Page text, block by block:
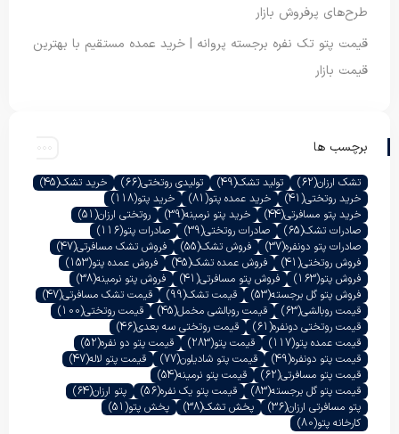
طرح‌های پرفروش بازار
قیمت پتو تک نفره برجسته پروانه | خرید عمده مستقیم با بهترین
قیمت بازار
برچسب ها
تشک ارزان(62) تولید تشک(49) تولیدی روتختی(66) خرید تشک(45)
خرید روتختی(41) خرید عمده پتو(81) خرید پتو(118)
خرید پتو مسافرتی(44) خرید پتو نرمینه(39) روتختی ارزان(51)
صادرات تشک(65) صادرات روتختی(39) صادرات پتو(116)
صادرات پتو دونفره(37) فروش تشک(55) فروش تشک مسافرتی(47)
فروش روتختی(41) فروش عمده تشک(45) فروش عمده پتو(153)
فروش پتو(163) فروش پتو مسافرتی(41) فروش پتو نرمینه(38)
فروش پتو گل برجسته(53) قیمت تشک(99) قیمت تشک مسافرتی(47)
قیمت روبالشی(63) قیمت روبالشی مخمل(45) قیمت روتختی(100)
قیمت روتختی دونفره(61) قیمت روتختی سه بعدی(46)
قیمت عمده پتو(117) قیمت پتو(283) قیمت پتو دو نفره(52)
قیمت پتو دونفره(49) قیمت پتو شادیلون(77) قیمت پتو لاله(47)
قیمت پتو مسافرتی(62) قیمت پتو نرمینه(54)
قیمت پتو گل برجسته(83) قیمت پتو یک نفره(56) پتو ارزان(64)
پتو مسافرتی ارزان(36) پخش تشک(38) پخش پتو(51)
کارخانه پتو(80)